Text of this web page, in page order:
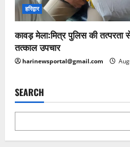
हरिद्वार
कावड़ मेला:मित्र पुलिस की तत्परता
तत्काल उपचार
harinewsportal@gmail.com
SEARCH